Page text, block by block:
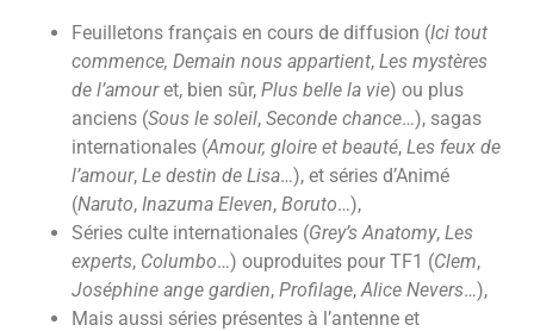
Feuilletons français en cours de diffusion (Ici tout
commence, Demain nous appartient, Les mystères
de l’amouret, bien sûr, Plus belle la vie) ou plus
anciens (Sous le soleil, Seconde chance…), sagas
internationales (Amour, gloire et beauté, Les feux de
l’amour, Le destin de Lisa…), et séries d’Animé
(Naruto, Inazuma Eleven, Boruto…),
Séries culte internationales (Grey’s Anatomy, Les
experts, Columbo…) ouproduites pour TF1 (Clem,
Joséphine ange gardien, Profilage,Alice Nevers…),
Mais aussi séries présentes à l’antenne et